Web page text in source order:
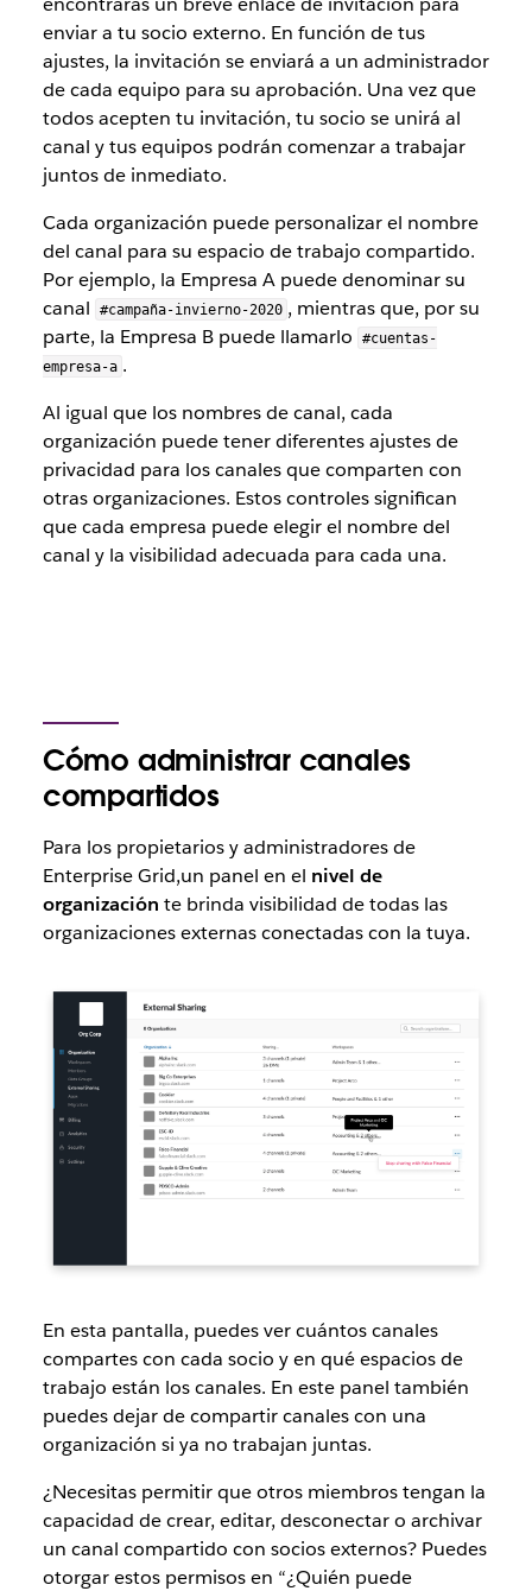
enviar a tu socio externo. En función de tus
ajustes, la invitación se enviará a un administrador
de cada equipo para su aprobación. Una vez que
todos acepten tu invitación, tu socio se unirá al
canal y tus equipos podrán comenzar a trabajar
juntos de inmediato.
Cada organización puede personalizar el nombre
del canal para su espacio de trabajo compartido.
Por ejemplo, la Empresa A puede denominar su
canal
#campaña-invierno-2020 , mientras que, por su
parte, la Empresa B puede llamarlo
#cuentas-
empresa-a .
Al igual que los nombres de canal, cada
organización puede tener diferentes ajustes de
privacidad para los canales que comparten con
otras organizaciones. Estos controles significan
que cada empresa puede elegir el nombre del
canal y la visibilidad adecuada para cada una.
Cómo administrar canales
compartidos
Para los propietarios y administradores de
Enterprise Grid,un panel en el nivel de
organización te brinda visibilidad de todas las
organizaciones externas conectadas con la tuya.
En esta pantalla, puedes ver cuántos canales
compartes con cada socio y en qué espacios de
trabajo están los canales. En este panel también
puedes dejar de compartir canales con una
organización si ya no trabajan juntas.
¿Necesitas permitir que otros miembros tengan la
capacidad de crear, editar, desconectar o archivar
un canal compartido con socios externos? Puedes
otorgar estos permisos en “¿Quién puede